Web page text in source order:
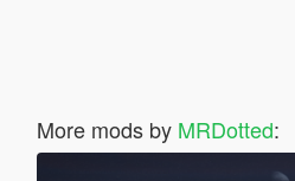
More mods by MRDotted: